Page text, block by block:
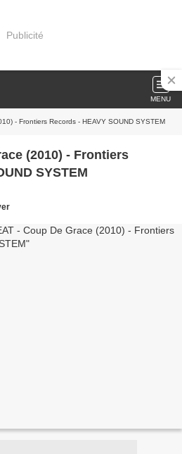
Publicité
MENU
- Frontiers Records - HEAVY SOUND SYSTEM
(2010) - Frontiers
SYSTEM